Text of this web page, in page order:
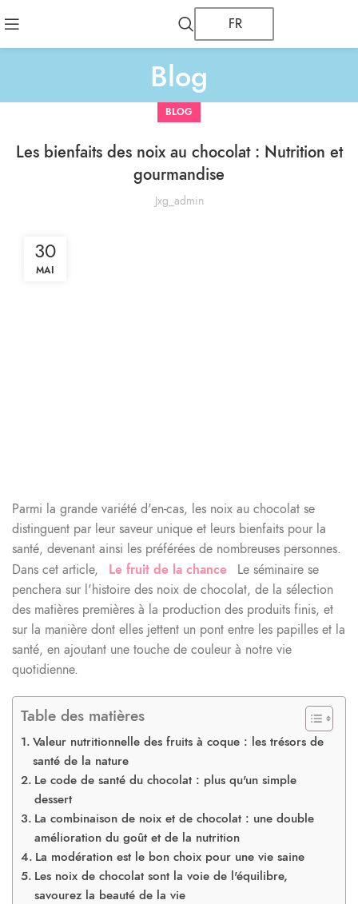
FR
Blog
BLOG
Les bienfaits des noix au chocolat : Nutrition et
gourmandise
Jxg_admin
30
MAI
Parmi la grande variété d'en-cas, les noix au chocolat se
distinguent par leur saveur unique et leurs bienfaits pour la
santé, devenant ainsi les préférées de nombreuses personnes.
Dans cet article,
Le fruit de la chance
Le séminaire se
penchera sur l'histoire des noix de chocolat, de la sélection
des matières premières à la production des produits finis, et
sur la manière dont elles jettent un pont entre les papilles et la
santé, en ajoutant une touche de couleur à notre vie
quotidienne.
Table des matières
Valeur nutritionnelle des fruits à coque : les trésors de
santé de la nature
Le code de santé du chocolat : plus qu'un simple
dessert
La combinaison de noix et de chocolat : une double
amélioration du goût et de la nutrition
La modération est le bon choix pour une vie saine
Les noix de chocolat sont la voie de l'équilibre,
savourez la beauté de la vie